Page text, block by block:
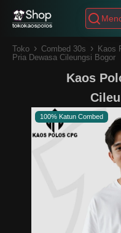
Toko › Combed 30s › Kaos
Pria Dewasa Cileungsi Bogor
Kaos
100% Katun Combed